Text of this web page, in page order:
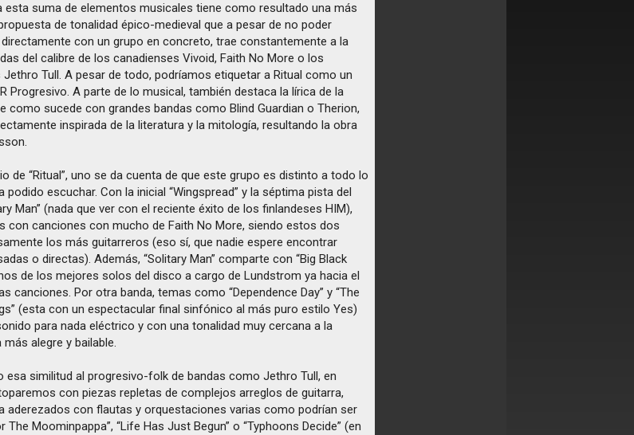
esta suma de elementos musicales tiene como resultado una más
de tonalidad épico-medieval que a pesar de no poder
con un grupo en concreto, trae constantemente a la
del calibre de los canadienses Vivoid, Faith No More o los
Tull. A pesar de todo, podríamos etiquetar a Ritual como un
Progresivo. A parte de lo musical, también destaca la lírica de la
como sucede con grandes bandas como Blind Guardian o Therion,
inspirada de la literatura y la mitología, resultando la obra
de “Ritual”, uno se da cuenta de que este grupo es distinto a todo lo
podido escuchar. Con la inicial “Wingspread” y la séptima pista del
Man” (nada que ver con el reciente éxito de los finlandeses HIM),
con canciones con mucho de Faith No More, siendo estos dos
los más guitarreros (eso sí, que nadie espere encontrar
o directas). Además, “Solitary Man” comparte con “Big Black
de los mejores solos del disco a cargo de Lundstrom ya hacia el
canciones. Por otra banda, temas como “Dependence Day” y “The
(esta con un espectacular final sinfónico al más puro estilo Yes)
para nada eléctrico y con una tonalidad muy cercana a la
alegre y bailable.
esa similitud al progresivo-folk de bandas como Jethro Tull, en
con piezas repletas de complejos arreglos de guitarra,
aderezados con flautas y orquestaciones varias como podrían ser
The Moominpappa”, “Life Has Just Begun” o “Typhoons Decide” (en